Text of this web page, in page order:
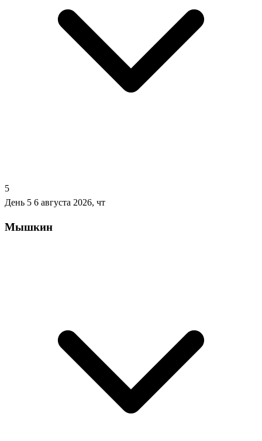
5
День 5 6 августа 2026, чт
Мышкин